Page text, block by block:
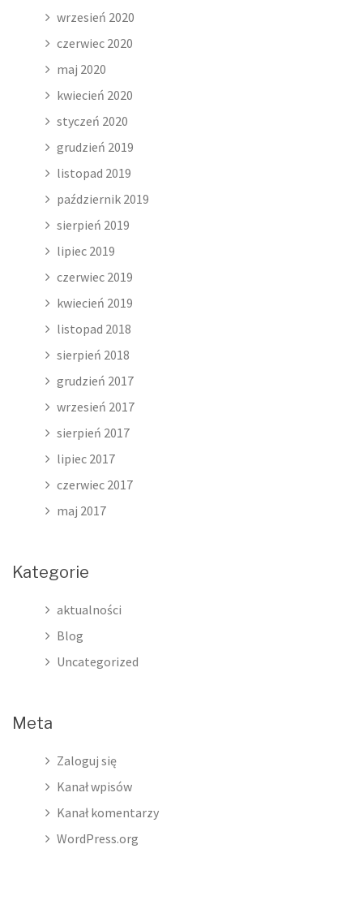
wrzesień 2020
czerwiec 2020
maj 2020
kwiecień 2020
styczeń 2020
grudzień 2019
listopad 2019
październik 2019
sierpień 2019
lipiec 2019
czerwiec 2019
kwiecień 2019
listopad 2018
sierpień 2018
grudzień 2017
wrzesień 2017
sierpień 2017
lipiec 2017
czerwiec 2017
maj 2017
Kategorie
aktualności
Blog
Uncategorized
Meta
Zaloguj się
Kanał wpisów
Kanał komentarzy
WordPress.org